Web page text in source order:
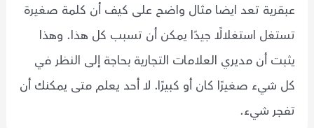
عبقرية تعد ايضا مثال واضح على كيف أن كلمة صغيرة
تستغل استغلالًا جيدًا يمكن أن تسبب كل هذا. وهذا
يثبت أن مديري العلامات التجارية بحاجة إلى النظر في
كل شيء صغيرًا كان أو كبيرًا. لا أحد يعلم متى يمكنك أن
تفجر شيء.